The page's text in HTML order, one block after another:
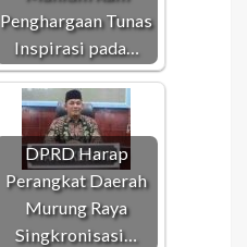
Penghargaan Tunas
Inspirasi pada…
DPRD Harap
Perangkat Daerah
Murung Raya
Singkronisasi…